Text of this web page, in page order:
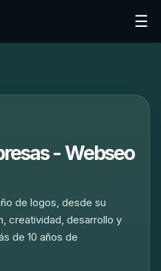
☰
- Webseo
de logos, desde su
creatividad, desarrollo y
de 10 años de